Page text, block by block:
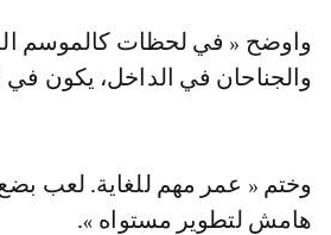
واوضح « في لحظات كالموسم
والجناحان في الداخل، يكون
وختم « عمر مهم للغاية. لعب بضع
هامش لتطوير مستواه ».